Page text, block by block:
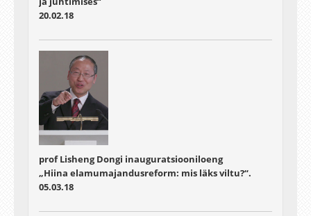
20.02.18
prof Lisheng Dongi inauguratsiooniloeng
„Hiina elamumajandusreform: mis läks viltu?“.
05.03.18